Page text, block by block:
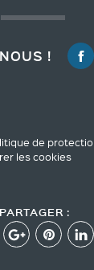
!
de
les cookies
PARTAGER :